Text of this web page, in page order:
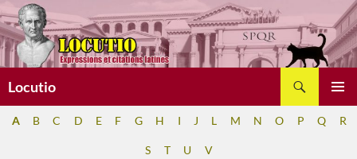
Aller
au
contenu
Locutio
A B C D E F G H I J L M N O P Q R
S T U V